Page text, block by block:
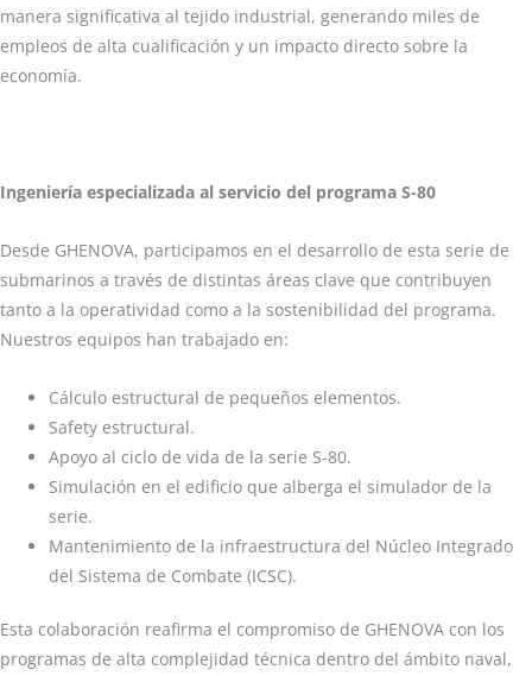
manera significativa al tejido industrial, generando miles de
empleos de alta cualificación y un impacto directo sobre la
economía.
Ingeniería especializada al servicio del programa S-80
Desde GHENOVA, participamos en el desarrollo de esta serie de
submarinos a través de distintas áreas clave que contribuyen
tanto a la operatividad como a la sostenibilidad del programa.
Nuestros equipos han trabajado en:
Cálculo estructural de pequeños elementos.
Safety estructural.
Apoyo al ciclo de vida de la serie S-80.
Simulación en el edificio que alberga el simulador de la
serie.
Mantenimiento de la infraestructura del Núcleo Integrado
del Sistema de Combate (ICSC).
Esta colaboración reafirma el compromiso de GHENOVA con los
programas de alta complejidad técnica dentro del ámbito naval,